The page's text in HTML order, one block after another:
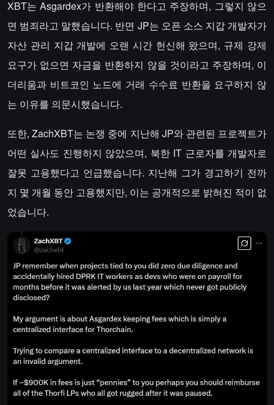
XBT는 Asgardex가 반환해야 한다고 주장하며, 그렇지 않으
면 범죄라고 말했습니다. 반면 JP는 오픈 소스 지갑 개발자가
자산 관리 지갑 개발에 오랜 시간 헌신해 왔으며, 규제 강제
요구가 없으면 자금을 반환하지 않을 것이라고 주장하며, 이
더리움과 비트코인 노드에 거래 수수료 반환을 요구하지 않
는 이유를 의문시했습니다.
또한, ZachXBT는 논쟁 중에 지난해 JP와 관련된 프로젝트가
어떤 실사도 진행하지 않았으며, 북한 IT 근로자를 개발자로
잘못 고용했다고 언급했습니다. 지난해 그가 경고하기 전까
지 몇 개월 동안 고용했지만, 이는 공개적으로 밝혀진 적이 없
었습니다.